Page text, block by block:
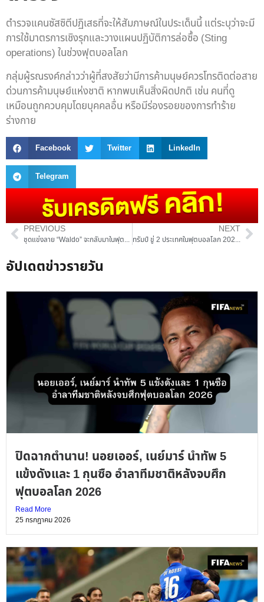
ตำรวจแคนซัสซิตีปฏิเสธที่จะให้สัมภาษณ์ในประเด็นนี้ แต่ระบุว่าจะมี
การใช้มาตรการเชิงรุกและวางแผนปฏิบัติการล่อซื้อ (Sting
operations) ในช่วงฟุตบอลโลก
กลุ่มผู้รณรงค์กล่าวว่าผู้ที่สงสัยว่ามีการค้ามนุษย์ควรโทรติดต่อสาย
ด่วนการค้ามนุษย์แห่งชาติ หากพบเห็นสิ่งผิดปกติ เช่น คนที่ดู
เหมือนถูกควบคุมโดยบุคคลอื่น หรือมีร่องรอยของการทำร้าย
ร่างกาย
Facebook Twitter LinkedIn
Telegram
PREVIOUS
ชุดแข่งลาย “Waldo” จะกลับมาในฟุตบอลโลก 2026 หรือไม่?!
NEXT
ทรัมป์ ขู่ 2 ประเทศในฟุตบอลโลก 2026 หลังการโจมตีเวเนซุเอลา
อัปเดตข่าวรายวัน
ปิดฉากตำนาน! นอยเออร์, เนย์มาร์ นำทัพ 5
แข้งดังและ 1 กุนซือ อำลาทีมชาติหลังจบศึก
ฟุตบอลโลก 2026
Read More
25 กรกฎาคม 2026